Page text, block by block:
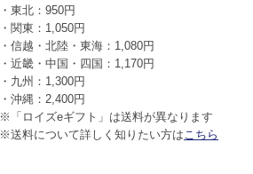
・東北：950円
・関東：1,050円
・信越・北陸・東海：1,080円
・近畿・中国・四国：1,170円
・九州：1,300円
・沖縄：2,400円
※「ロイズeギフト」は送料が異なります
※送料について詳しく知りたい方はこちら